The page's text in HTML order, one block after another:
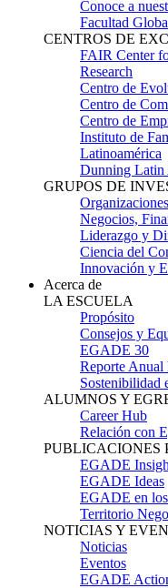
Conoce a
Facultad
CENTROS DE
FAIR Center
Research
Centro de
Centro de
Centro de
Instituto de
Latinoamérica
Dunning Latin
GRUPOS DE
Negocios,
Liderazgo y
Ciencia del
Innovación y
Acerca de
LA ESCUELA
Propósito
Consejos y
EGADE 30
Reporte
Sostenibilidad
ALUMNOS Y
Career Hub
Relación con
PUBLICACIONES
EGADE
EGADE Ideas
EGADE en
Territorio
NOTICIAS Y
Noticias
Eventos
EGADE